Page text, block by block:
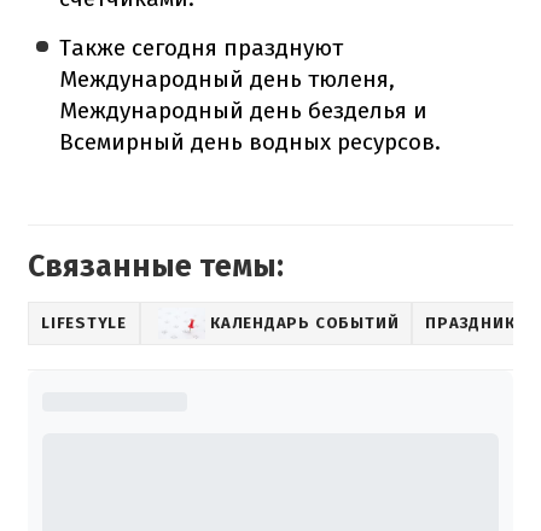
Также сегодня празднуют
Международный день тюленя,
Международный день безделья и
Всемирный день водных ресурсов.
Связанные темы:
LIFESTYLE КАЛЕНДАРЬ СОБЫТИЙ ПРАЗДНИК В